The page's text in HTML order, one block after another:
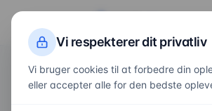
Forside/ Områder/Hobro
Vi respekterer dit privatliv
Vi bruger cookies til at forbedre din
eller accepter alle for den bedste